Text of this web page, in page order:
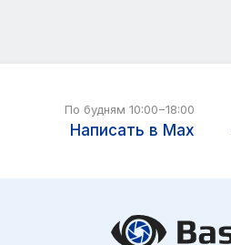
По будням 10:00−18:00
Написать в Max